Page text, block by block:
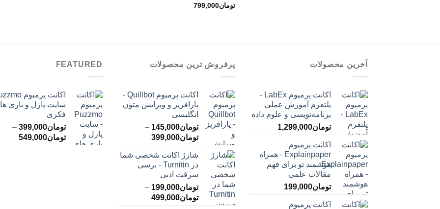
تومان799,000
آخرین محصولات
اکانت پرمیوم LabEx -
پلتفرم آموزش عملی
برنامه‌نویسی و علوم داده
تومان1,299,000
اکانت پرمیوم
Explainpaper - همراه
هوشمند تو برای فهم
مقالات علمی
تومان199,000
اکانت پرمیوم
پرفروش ترین محصولات
اکانت پرمیوم Quillbot -
پارافریز و ویرایش متون
انگلیسی
تومان145,000
–
تومان399,000محدوده
تومان145,000
تا
شارژ اکانت شخصی شما
در Turnitin - برسی
سرقت ادبی
تومان199,000
–
تومان499,000محدوده
FEATURED
سایت پازل و بازی
فکری
تومان399,000
–
تومان549,000